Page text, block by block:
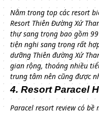
Nằm trong top các resort
Resort Thiên Đường Xứ
thự sang trọng bao gồm
tiện nghi sang trọng rất
dưỡng Thiên đường Xứ
gian rộng, thoáng nhiều
trung tâm nên cũng được
4. Resort Paracel
Paracel resort review có